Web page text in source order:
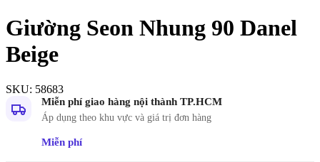
Giường Seon Nhung 90 Danel
Beige
SKU: 58683
Miễn phí giao hàng nội thành TP.HCM
Áp dụng theo khu vực và giá trị đơn hàng
Miễn phí